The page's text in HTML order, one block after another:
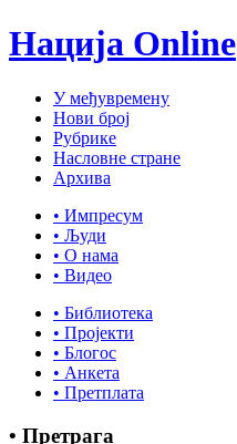
Нација Online
У међувремену
Нови број
Рубрике
Насловне стране
Архива
• Импресум
• Људи
• О нама
• Видео
• Библиотека
• Пројекти
• Блогос
• Анкета
• Претплата
• Претрага